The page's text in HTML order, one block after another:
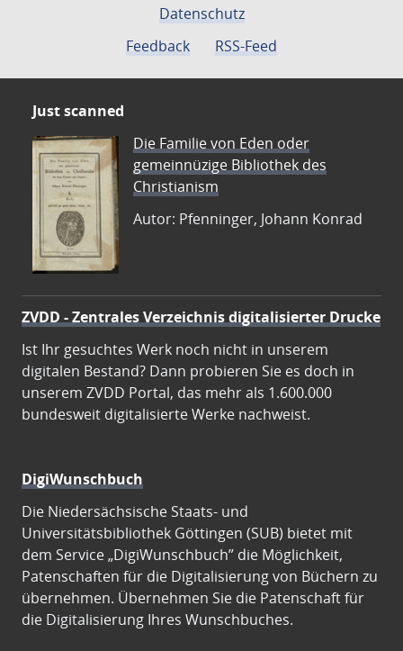
Datenschutz
Feedback
RSS-Feed
Just scanned
Die Familie von Eden oder
gemeinnüzige Bibliothek des
Christianism
Autor: Pfenninger, Johann Konrad
ZVDD - Zentrales Verzeichnis digitalisierter Drucke
Ist Ihr gesuchtes Werk noch nicht in unserem
digitalen Bestand? Dann probieren Sie es doch in
unserem ZVDD Portal, das mehr als 1.600.000
bundesweit digitalisierte Werke nachweist.
DigiWunschbuch
Die Niedersächsische Staats- und
Universitätsbibliothek Göttingen (SUB) bietet mit
dem Service „DigiWunschbuch” die Möglichkeit,
Patenschaften für die Digitalisierung von Büchern zu
übernehmen. Übernehmen Sie die Patenschaft für
die Digitalisierung Ihres Wunschbuches.